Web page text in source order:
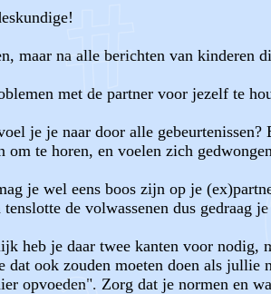
maar na alle berichten van kinderen
met de partner voor jezelf te
je je naar door alle
te horen, en voelen zich
je wel eens boos zijn op je
de volwassenen dus gedraag
heb je daar twee kanten voor nodig,
ook zouden moeten doen als
opvoeden". Zorg dat je normen en